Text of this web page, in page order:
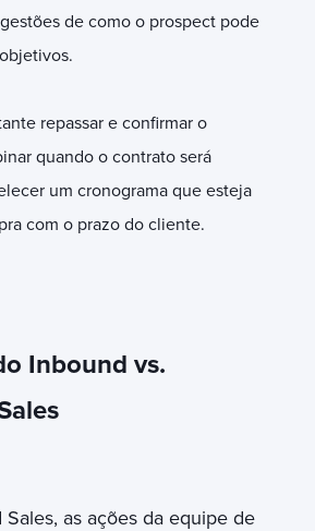
de como o prospect pode
repassar e confirmar o
quando o contrato será
um cronograma que esteja
com o prazo do cliente.
Inbound vs.
as ações da equipe de